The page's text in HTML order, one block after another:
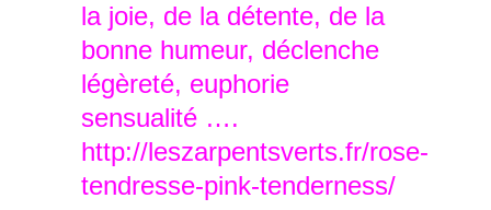
la joie, de la détente, de la
bonne humeur, déclenche
légèreté, euphorie
sensualité ….
http://leszarpentsverts.fr/rose-
tendresse-pink-tenderness/